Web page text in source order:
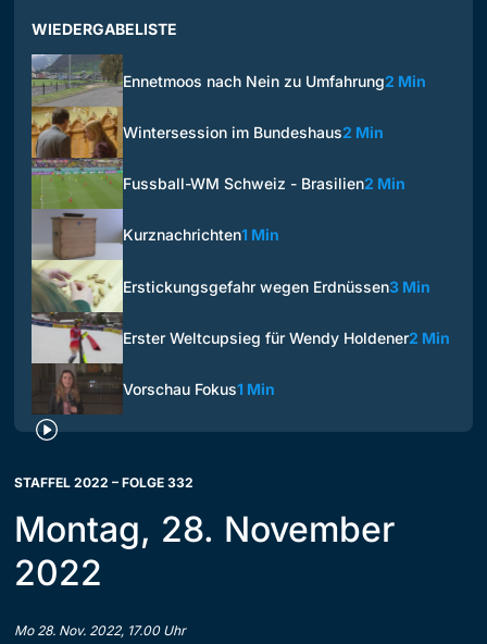
WIEDERGABELISTE
Ennetmoos nach Nein zu Umfahrung2 Min
Wintersession im Bundeshaus2 Min
Fussball-WM Schweiz - Brasilien2 Min
Kurznachrichten1 Min
Erstickungsgefahr wegen Erdnüssen3 Min
Erster Weltcupsieg für Wendy Holdener2 Min
Vorschau Fokus1 Min
STAFFEL 2022 – FOLGE 332
Montag, 28. November
2022
Mo 28. Nov. 2022, 17.00 Uhr